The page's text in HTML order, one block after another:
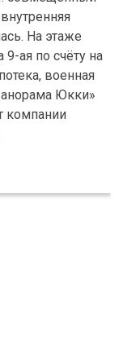
На этаже
ая по счёту на
военная
Юкки»
компании